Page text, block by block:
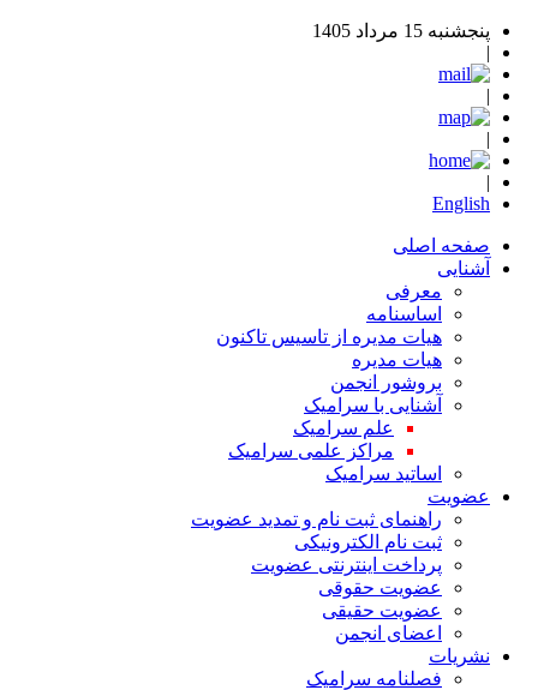
پنجشنبه 15 مرداد 1405
English
صفحه اصلی
آشنایی
معرفی
اساسنامه
هیات مدیره از تاسیس تاکنون
هیات مدیره
بروشور انجمن
آشنایی با سرامیک
علم سرامیک
مراکز علمی سرامیک
اساتید سرامیک
عضویت
راهنمای ثبت نام و تمدید عضویت
ثبت نام الکترونیکی
پرداخت اینترنتی عضویت
عضویت حقوقی
عضویت حقیقی
اعضای انجمن
نشریات
فصلنامه سرامیک